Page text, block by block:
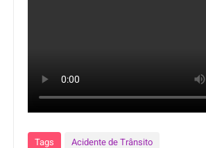
Tags Acidente de Trânsito